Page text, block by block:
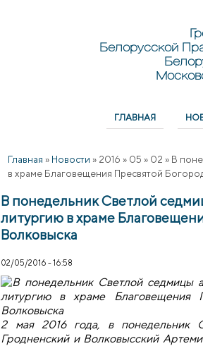
Белорусской
ГЛАВНАЯ
Главная » Новости » 2016 » 05 » 02 » В
в храме Благовещения Пресвятой
В понедельник Светлой
литургию в храме
Волковыска
02/05/2016 - 16:58
2 мая 2016 года, в понедельник
Гродненский и Волковысский